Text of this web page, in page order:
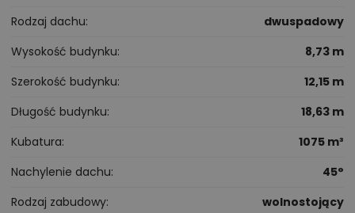
Rodzaj dachu
dwuspadowy
Wysokość budynku
8,73 m
Szerokość budynku
12,15 m
Długość budynku
18,63 m
Kubatura
1075 m³
Nachylenie dachu
45°
Rodzaj zabudowy
wolnostojący